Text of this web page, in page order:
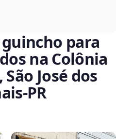
para
na Colônia
José dos